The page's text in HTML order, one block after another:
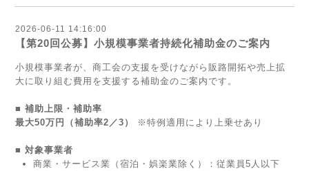
2026-06-11 14:16:00
【第20回公募】小規模事業者持続化補助金のご案内
小規模事業者が、商工会の支援を受けながら販路開拓や売上拡
大に取り組む費用を支援する補助金のご案内です。
■ 補助上限・補助率
最大50万円（補助率2／3）
※特例適用により上乗せあり
■ 対象事業者
商業・サービス業（宿泊・娯楽業除く）：従業員5人以下